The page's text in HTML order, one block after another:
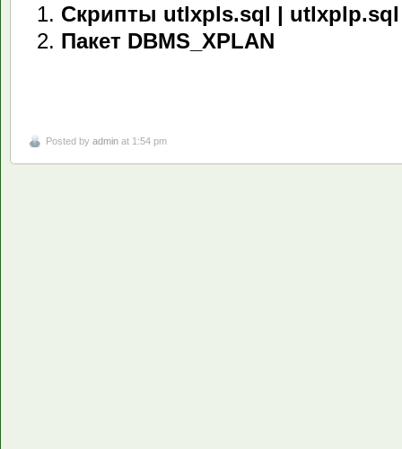
Скрипты utlxpls.sql | utlxplp.sql
Пакет DBMS_XPLAN
Posted by admin at 1:54 pm